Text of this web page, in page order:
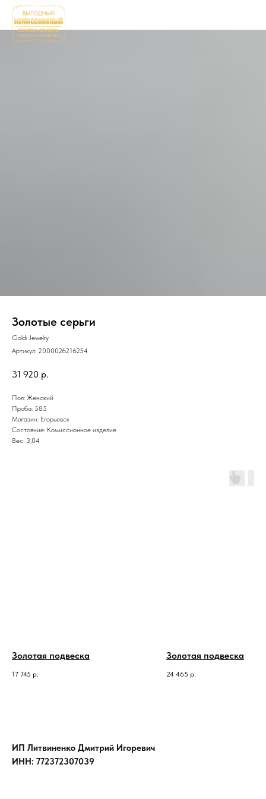
Золотые серьги
Goldi Jewelry
Артикул: 2000026216254
31 920 р.
Пол: Женский
Проба: 585
Магазин: Егорьевск
Состояние: Комиссионное изделие
Вес: 3,04
Золотая подвеска
17 745 р.
Золотая подвеска
24 465 р.
ИП Литвиненко Дмитрий Игоревич
ИНН: 772372307039